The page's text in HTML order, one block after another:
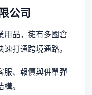
公司
用品，擁有多國倉
打通跨境通路。
服、報價與併單彈
。